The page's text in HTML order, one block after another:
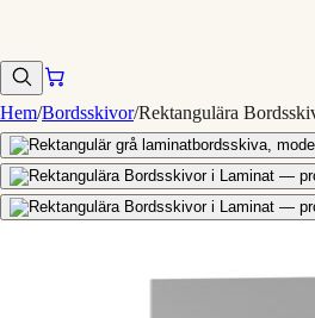
Hem/Bordsskivor/Rektangulära